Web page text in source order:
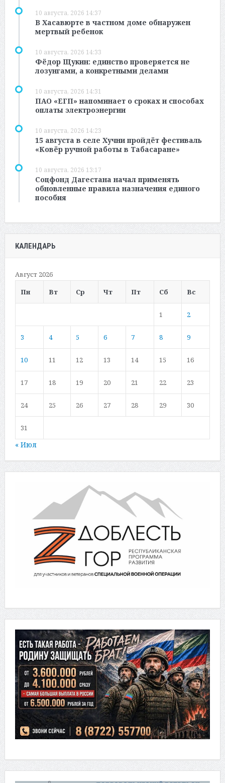
10 августа, 2026 14:37
В Хасавюрте в частном доме обнаружен
мертвый ребенок
10 августа, 2026 14:33
Фёдор Щукин: единство проверяется не
лозунгами, а конкретными делами
10 августа, 2026 14:31
ПАО «ЕГП» напоминает о сроках и способах
оплаты электроэнергии
10 августа, 2026 14:23
15 августа в селе Хучни пройдёт фестиваль
«Ковёр ручной работы в Табасаране»
10 августа, 2026 13:17
Соцфонд Дагестана начал применять
обновленные правила назначения единого
пособия
КАЛЕНДАРЬ
Август 2026
Пн
Вт Ср Чт Пт Сб Вс
1 2
3 4 5 6 7 8 9
10 11 12 13 14 15 16
17 18 19 20 21 22 23
24 25 26 27 28 29 30
31
« Июл